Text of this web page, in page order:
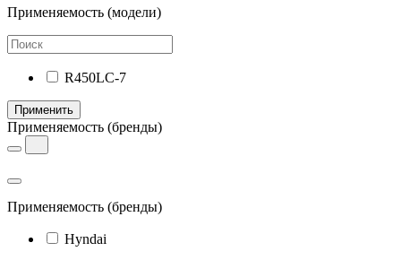
Применяемость (модели)
R450LC-7
Применить
Применяемость (бренды)
Применяемость (бренды)
Hyndai